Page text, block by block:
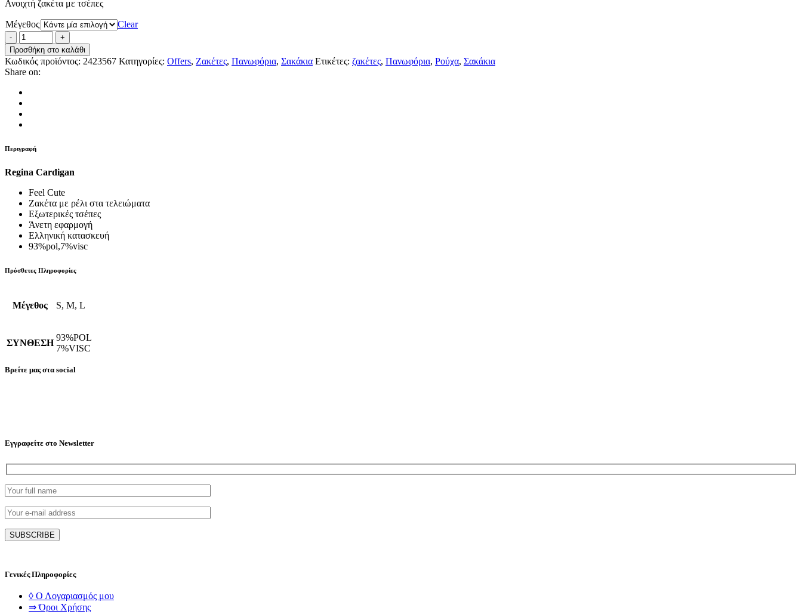
was:
τιμή
93.00€.
Ανοιχτή ζακέτα με τσέπες
Μέγεθος Clear
Προσθήκη στο καλάθι
Κωδικός προϊόντος: 2423567 Κατηγορίες: Offers, Ζακέτες, Πανωφόρια, Σακάκια Ετικέτες: ζακέτες, Πανωφόρια, Ρούχα, Σακάκια
Share on:
Περιγραφή
Regina Cardigan
Feel Cute
Ζακέτα με ρέλι στα τελειώματα
Εξωτερικές τσέπες
Άνετη εφαρμογή
Ελληνική κατασκευή
93%pol,7%visc
Πρόσθετες Πληροφορίες
Μέγεθος S, M, L
ΣΥΝΘΕΣΗ
93%POL
7%VISC
Βρείτε μας στα social
Εγγραφείτε στο Newsletter
Γενικές Πληροφορίες
◊ Ο Λογαριασμός μου
⇒ Όροι Χρήσης